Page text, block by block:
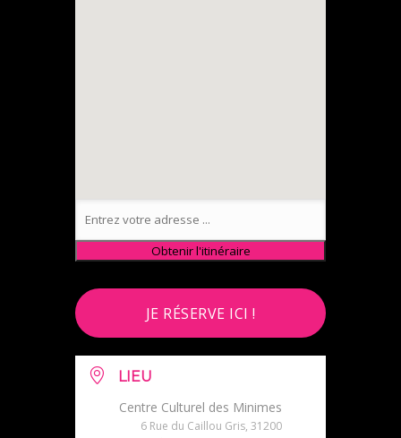
JE RÉSERVE ICI !
LIEU
Centre Culturel des Minimes
6 Rue du Caillou Gris, 31200